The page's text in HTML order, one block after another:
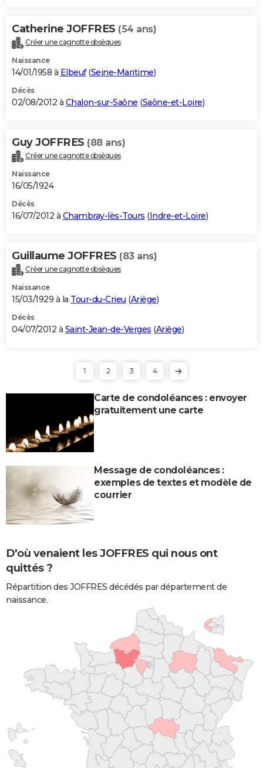
Catherine JOFFRES (54 ans)
Créer une cagnotte obsèques
Naissance
14/01/1958 à Elbeuf(Seine-Maritime)
Décès
02/08/2012 à Chalon-sur-Saône (Saône-et-Loire)
Guy JOFFRES (88 ans)
Créer une cagnotte obsèques
Naissance
16/05/1924
Décès
16/07/2012 à Chambray-lès-Tours (Indre-et-Loire)
Guillaume JOFFRES (83 ans)
Créer une cagnotte obsèques
Naissance
15/03/1929 à la Tour-du-Crieu (Ariège)
Décès
04/07/2012 à Saint-Jean-de-Verges (Ariège)
1 2 3 4
Carte de condoléances : envoyer
gratuitement une carte
Message de condoléances :
exemples de textes et modèle de
courrier
D'où venaient les JOFFRES qui nous ont
quittés ?
Répartition des JOFFRES décédés par département de
naissance.